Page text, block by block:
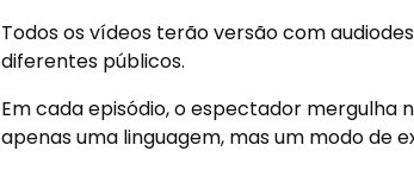
Todos os vídeos terão versão com
diferentes públicos.
Em cada episódio, o espectador mergulha
apenas uma linguagem, mas um modo de